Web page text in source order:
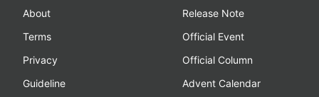
About
Terms
Privacy
Guideline
Release Note
Official Event
Official Column
Advent Calendar